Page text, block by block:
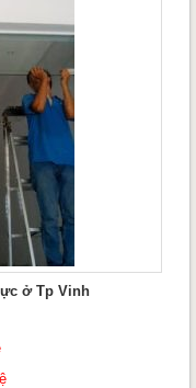
ở Tp Vinh